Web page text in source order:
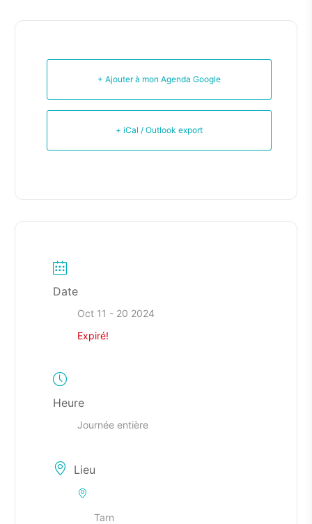
+ Ajouter à mon Agenda Google
+ iCal / Outlook export
Date
Oct 11 - 20 2024
Expiré!
Heure
Journée entière
Lieu
Tarn